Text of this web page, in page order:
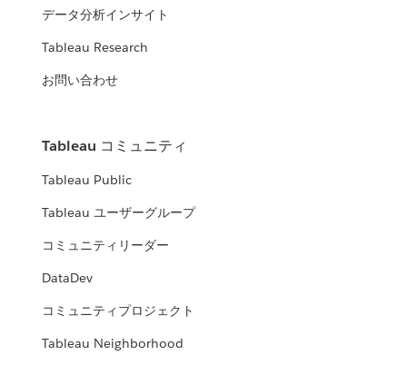
データ分析インサイト
Tableau Research
お問い合わせ
Tableau コミュニティ
Tableau Public
Tableau ユーザーグループ
コミュニティリーダー
DataDev
コミュニティプロジェクト
Tableau Neighborhood